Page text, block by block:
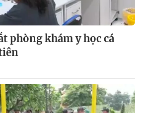
phòng khám y học cá